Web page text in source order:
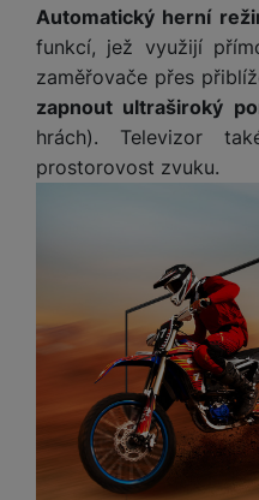
Automatický herní
funkcí, jež využijí
zaměřovače přes
zapnout ultraširoký
hrách). Televizor
prostorovost zvuku.